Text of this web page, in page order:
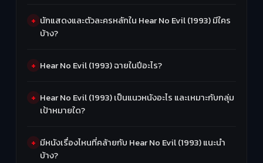
นักแสดงและตัวละครหลักใน Hear No Evil (1993) มีใคร
บ้าง?
Hear No Evil (1993) ฉายในปีอะไร?
Hear No Evil (1993) เป็นแนวหนังอะไร และเหมาะกับกลุ่ม
เป้าหมายใด?
มีหนังเรื่องไหนที่คล้ายกับ Hear No Evil (1993) แนะนำ
บ้าง?